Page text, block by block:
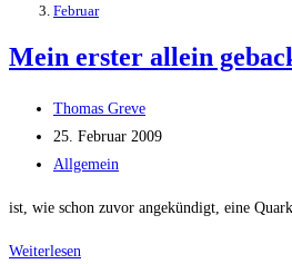
Februar
Mein erster allein
Beitrags-
Autor:
Thomas Greve
Beitrag
veröffentlicht:
25. Februar 2009
Beitrags-
Allgemein
ist, wie schon zuvor angekündigt, eine
Weiterlesen